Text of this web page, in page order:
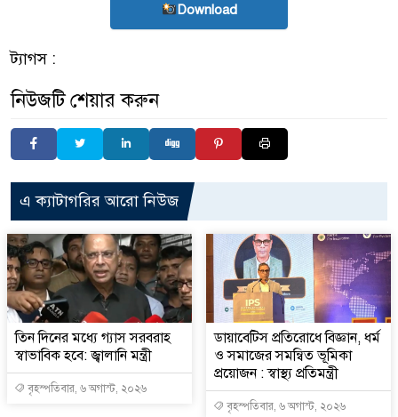
Download
ট্যাগস :
নিউজটি শেয়ার করুন
এ ক্যাটাগরির আরো নিউজ
তিন দিনের মধ্যে গ্যাস সরবরাহ
স্বাভাবিক হবে: জ্বালানি মন্ত্রী
বৃহস্পতিবার, ৬ অগাস্ট, ২০২৬
ডায়াবেটিস প্রতিরোধে বিজ্ঞান, ধর্ম
ও সমাজের সমন্বিত ভূমিকা
প্রয়োজন : স্বাস্থ্য প্রতিমন্ত্রী
বৃহস্পতিবার, ৬ অগাস্ট, ২০২৬